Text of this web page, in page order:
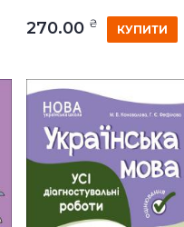
270.00 ₴ КУПИТИ